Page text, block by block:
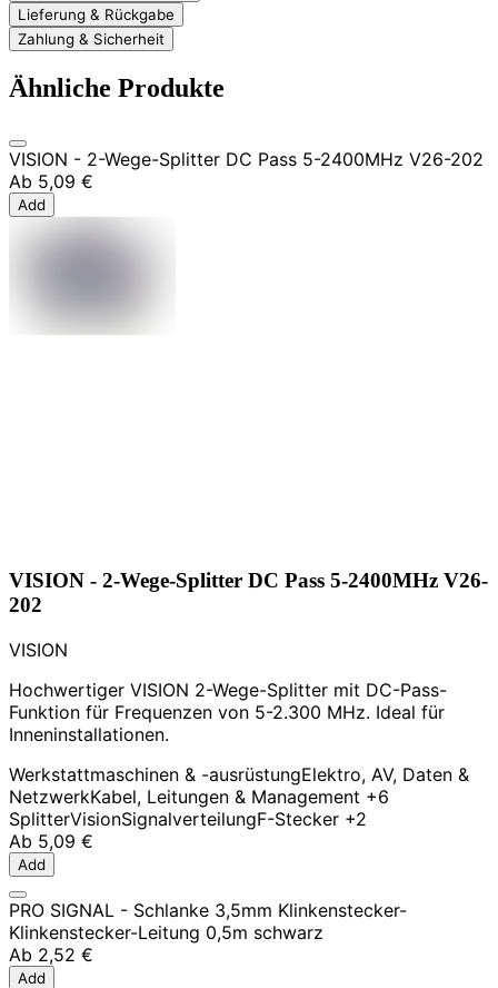
Lieferung & Rückgabe
Zahlung & Sicherheit
Ähnliche Produkte
VISION - 2-Wege-Splitter DC Pass 5-2400MHz V26-202
Ab 5,09 €
Add
VISION - 2-Wege-Splitter DC Pass 5-2400MHz V26-
202
VISION
Hochwertiger VISION 2-Wege-Splitter mit DC-Pass-
Funktion für Frequenzen von 5-2.300 MHz. Ideal für
Inneninstallationen.
Werkstattmaschinen & -ausrüstungElektro, AV, Daten &
NetzwerkKabel, Leitungen & Management +6
SplitterVisionSignalverteilungF-Stecker +2
Ab 5,09 €
Add
PRO SIGNAL - Schlanke 3,5mm Klinkenstecker-
Klinkenstecker-Leitung 0,5m schwarz
Ab 2,52 €
Add